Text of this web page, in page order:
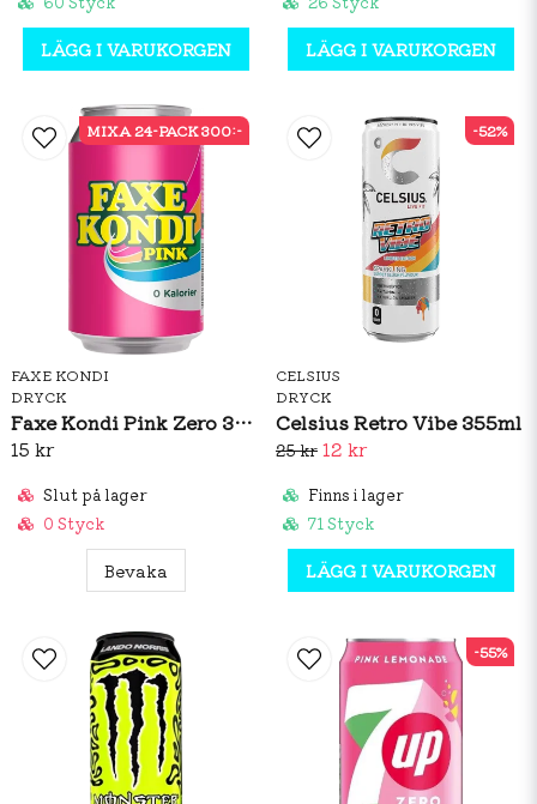
LÄGG I VARUKORGEN LÄGG I VARUKORGEN
FAXE KONDI
DRYCK
Faxe Kondi Pink Zero 330ml
15 kr
Slut på lager
0 Styck
Bevaka
MIXA 24-PACK 300:-
CELSIUS
DRYCK
Celsius Retro Vibe 355ml
25 kr 12 kr
Finns i lager
71 Styck
LÄGG I VARUKORGEN
-52%
-55%